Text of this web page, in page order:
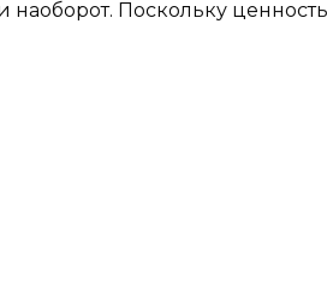
Поскольку ценность